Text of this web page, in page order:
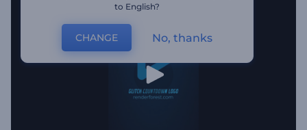
to English?
CHANGE No, thanks